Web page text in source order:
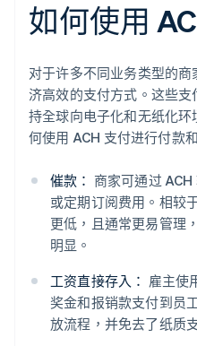
如何使用
对于许多不同业务类型的
济高效的支付方式。这些
持全球向电子化和无纸化
何使用 ACH 支付进行付款
催款： 商家可通过
或定期订阅费用。相较
更低，且通常更易管理
明显。
工资直接存入： 雇主使
奖金和报销款支付到员
放流程，并免去了纸质